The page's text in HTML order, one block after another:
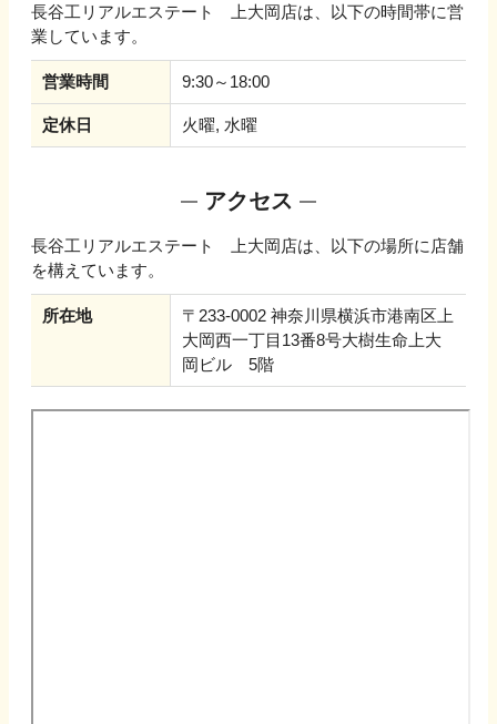
長谷工リアルエステート 上大岡店は、以下の時間帯に営
業しています。
営業時間 9:30～18:00
定休日 火曜, 水曜
アクセス
長谷工リアルエステート 上大岡店は、以下の場所に店舗
を構えています。
所在地
〒233-0002 神奈川県横浜市港南区上
大岡西一丁目13番8号大樹生命上大
岡ビル 5階